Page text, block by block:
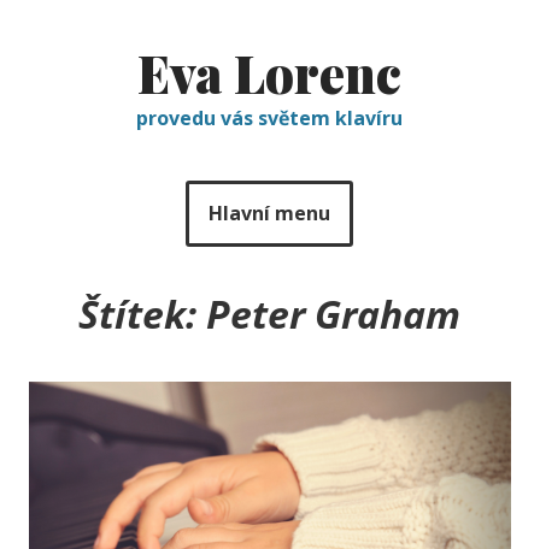
Eva Lorenc
provedu vás světem klavíru
Hlavní menu
Štítek: Peter Graham